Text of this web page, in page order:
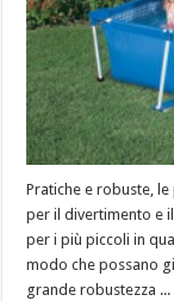
Pratiche e robuste,
per il divertimento e
per i più piccoli in
modo che possano
grande robustezza ...